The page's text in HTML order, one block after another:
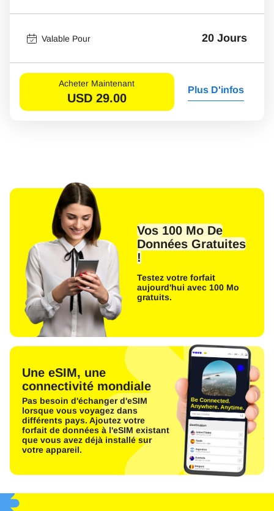
Valable Pour 20 Jours
Acheter Maintenant
USD 29.00
Plus D'infos
Vos 100 Mo De
Données Gratuites
!
Testez votre forfait
aujourd'hui avec 100 Mo
gratuits.
Une eSIM, une
connectivité mondiale
Pas besoin d'échanger d'eSIM
lorsque vous voyagez dans
différents pays. Ajoutez votre
forfait de données à l'eSIM existant
que vous avez déjà installé sur
votre appareil.